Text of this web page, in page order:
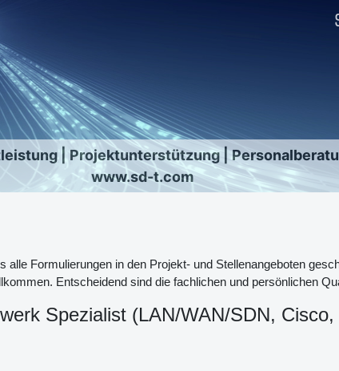
| Projektunterstützung |
www.sd-t.com
alle Formulierungen in den Projekt- und Stellenangeboten
Entscheidend sind die fachlichen und persönlichen
Spezialist (LAN/WAN/SDN,